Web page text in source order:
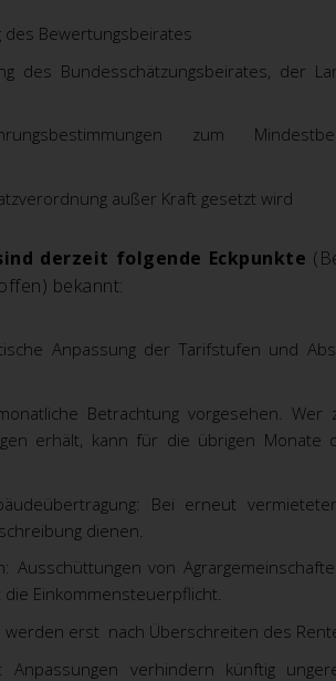
Bewertungsbeirates
des Bundesschätzungsbeirates, der
zum
außer Kraft gesetzt wird
derzeit folgende Eckpunkte
bekannt:
Anpassung der Tarifstufen und
Betrachtung vorgesehen.
erhält, kann für die übrigen Monate
Bei erneut
dienen.
Ausschüttungen von
Einkommensteuerpflicht.
werden erst nach Überschreiten des
Anpassungen verhindern künftig